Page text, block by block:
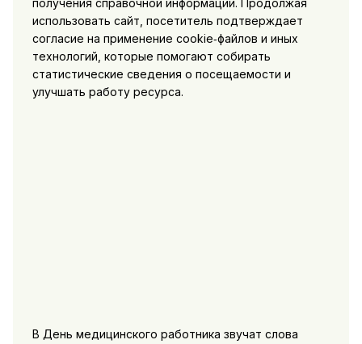
использовать сайт, посетитель подтверждает
согласие на применение cookie‑файлов и иных
технологий, которые помогают собирать
статистические сведения о посещаемости и
улучшать работу ресурса.
В День медицинского работника звучат слова